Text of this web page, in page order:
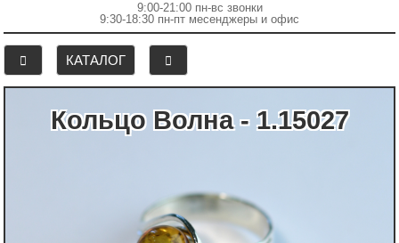
9:00-21:00 пн-вс звонки
9:30-18:30 пн-пт месенджеры и офис
КАТАЛОГ
Кольцо Волна - 1.15027